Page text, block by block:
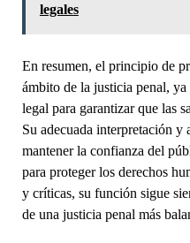
legales
En resumen, el principio de
ámbito de la justicia penal,
legal para garantizar que las
Su adecuada interpretación y
mantener la confianza del
para proteger los derechos
y críticas, su función sigue
de una justicia penal más